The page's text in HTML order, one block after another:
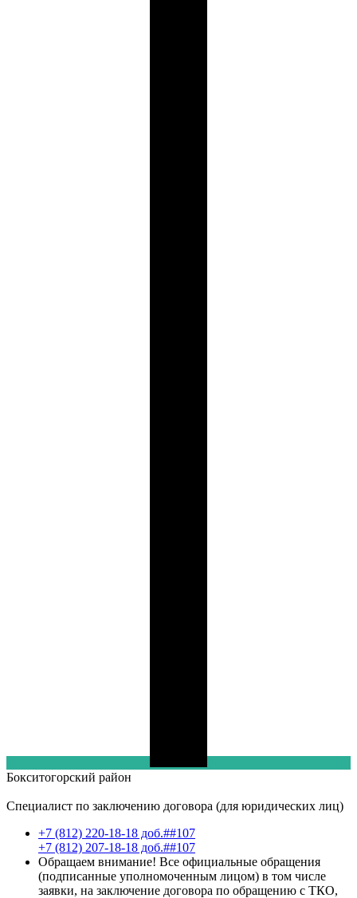
Бокситогорский район
Специалист по заключению договора (для юридических лиц)
+7 (812) 220-18-18 доб.##107
+7 (812) 207-18-18 доб.##107
Обращаем внимание! Все официальные обращения
(подписанные уполномоченным лицом) в том числе
заявки, на заключение договора по обращению с ТКО,